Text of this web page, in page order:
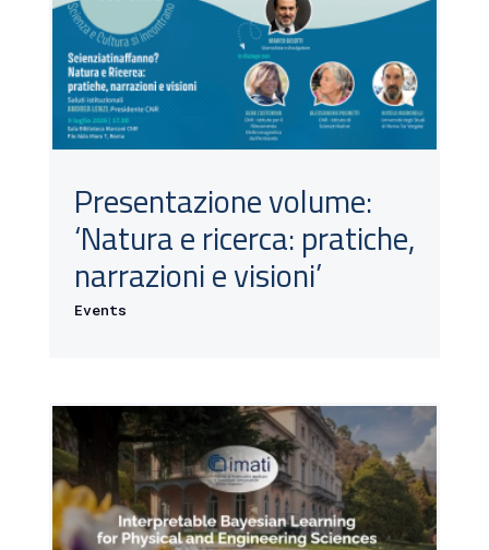
Presentazione volume:
‘Natura e ricerca: pratiche,
narrazioni e visioni’
Events